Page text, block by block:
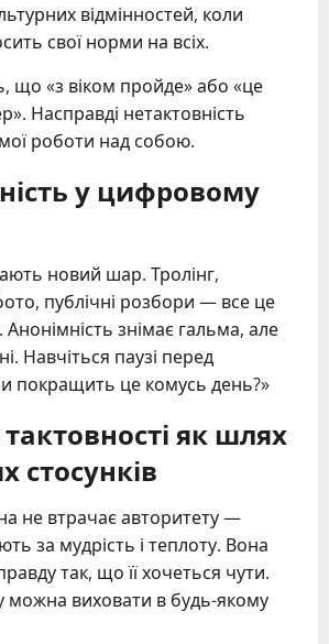
відмінностей, коли
свої норми на всіх.
що «з віком пройде» або «це
Насправді нетактовність
роботи над собою.
у цифровому
новий шар. Тролінг,
публічні розбори — все це
знімає гальма, але
Навчіться паузі перед
покращить це комусь день?»
як шлях
стосунків
не втрачає авторитету —
за мудрість і теплоту. Вона
так, що її хочеться чути.
можна виховати в будь-якому